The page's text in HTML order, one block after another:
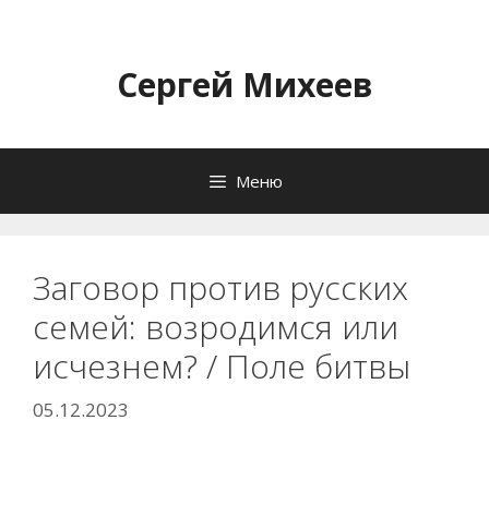
содержимомуСергей Михеев
Меню
Заговор против русских
семей: возродимся или
исчезнем? / Поле битвы
05.12.2023